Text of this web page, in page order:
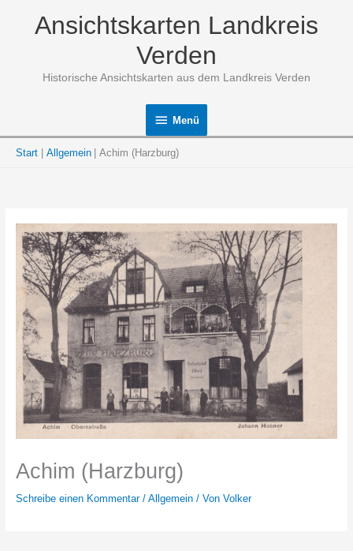
Ansichtskarten Landkreis
Verden
Historische Ansichtskarten aus dem Landkreis Verden
Menü
Menü
Start Allgemein Achim (Harzburg)
Achim (Harzburg)
Schreibe einen Kommentar / Allgemein/ Von Volker